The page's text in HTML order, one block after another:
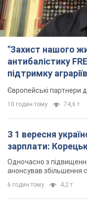
"Захист нашого
антибалістику
підтримку
Європейські партнери
10 годин тому 74,6 т.
З 1 вересня
зарплати:
Одночасно з
анонсував збільшення
6 годин тому 4,2 т.